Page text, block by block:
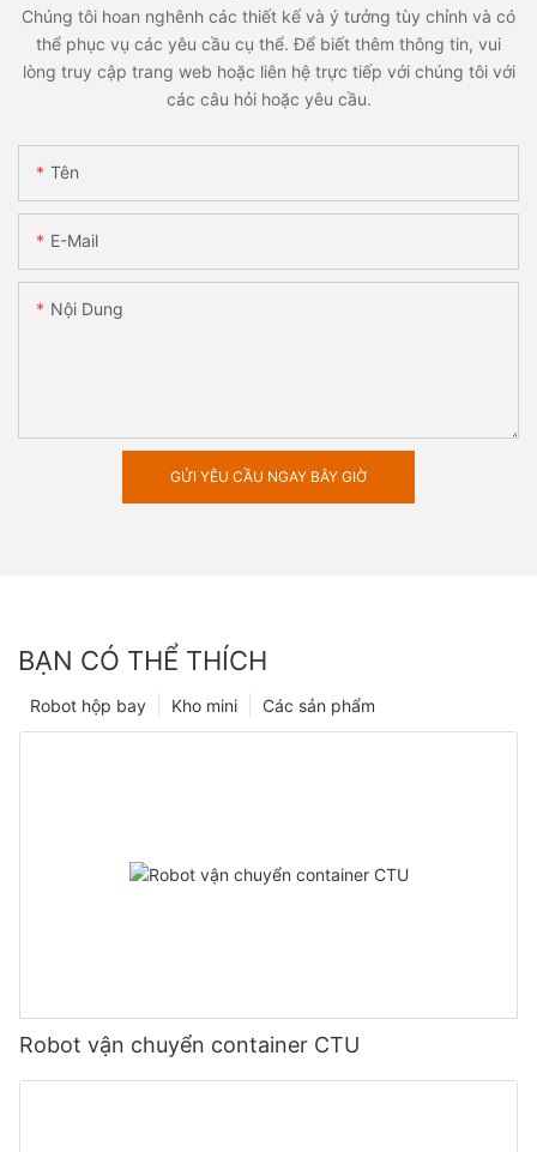
Chúng tôi hoan nghênh các thiết kế và ý tưởng tùy chỉnh và có
thể phục vụ các yêu cầu cụ thể. Để biết thêm thông tin, vui
lòng truy cập trang web hoặc liên hệ trực tiếp với chúng tôi với
các câu hỏi hoặc yêu cầu.
Tên
E-Mail
Nội Dung
GỬI YÊU CẦU NGAY BÂY GIỜ
BẠN CÓ THỂ THÍCH
Các sản phẩm
Kho mini
Robot hộp bay
Robot vận chuyển container CTU